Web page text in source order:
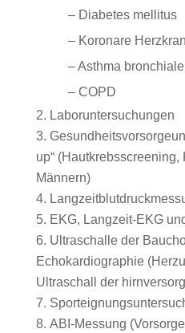
– Diabetes mellitus
– Koronare
– Asthma bronchiale
– COPD
Laboruntersuchungen
up“
Männern)
EKG, Langzeit-EKG
Ultraschalle der
Echokardiographie
Ultraschall der
ABI-Messung